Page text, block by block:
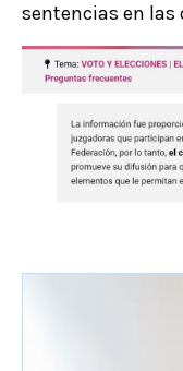
sentencias en las